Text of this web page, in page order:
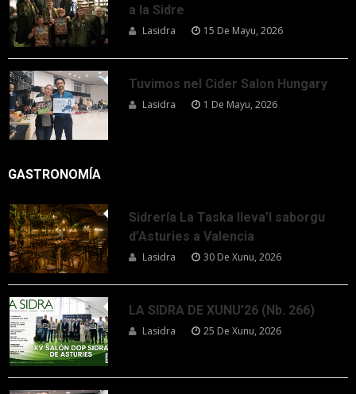
a la Sidre
Lasidra 15 De Mayu, 2026
Tuvimos nel Cider Salon Hungary
Lasidra 1 De Mayu, 2026
GASTRONOMÍA
Sidrería La Taska lleva’l saborgu
d’Asturies a Valencia
Lasidra 30 De Xunu, 2026
LA SIDRA DE XUNU’26 (Nb. 266)
Lasidra 25 De Xunu, 2026